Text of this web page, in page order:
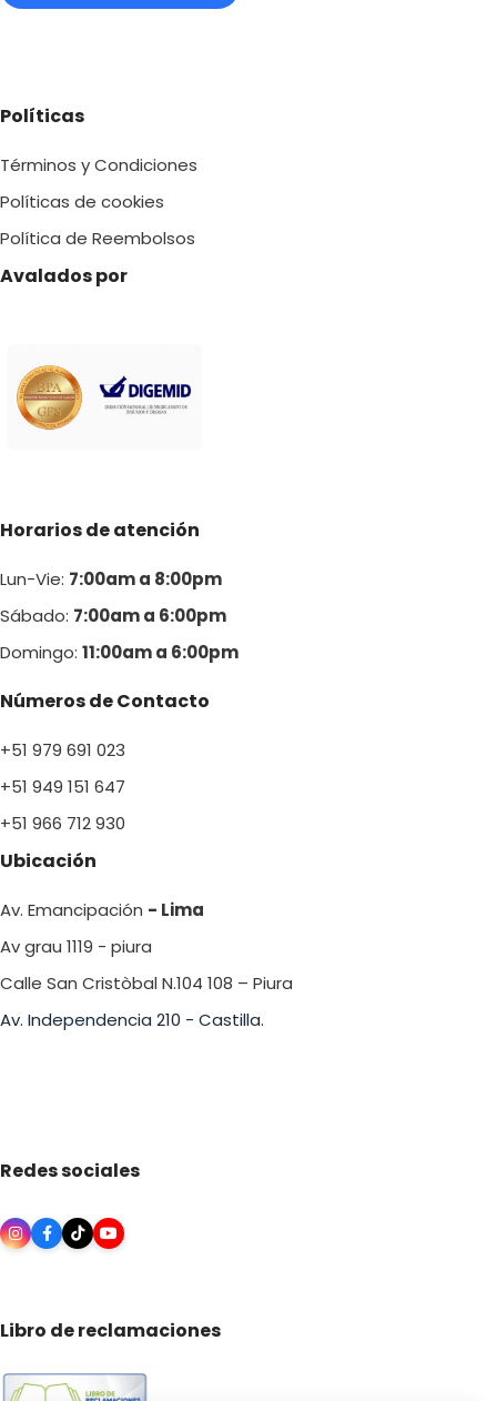
Políticas
Términos y Condiciones
Políticas de cookies
Política de Reembolsos
Avalados por
Horarios de atención
Lun-Vie: 7:00am a 8:00pm
Sábado: 7:00am a 6:00pm
Domingo: 11:00am a 6:00pm
Números de Contacto
+51 979 691 023
+51 949 151 647
+51 966 712 930
Ubicación
Av. Emancipación - Lima
Av grau 1119 - piura
Calle San Cristòbal N.104 108 – Piura
Av. Independencia 210 - Castilla.
Redes sociales
Libro de reclamaciones